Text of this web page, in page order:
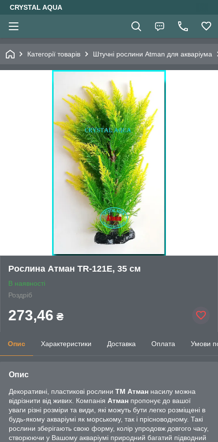
CRYSTAL AQUA
Категорії товарів Штучні рослини Atman для акваріума
Рослина Атман TR-121E, 35 см
В наявності
Роздріб
273,46 ₴
Опис Характеристики Доставка Оплата Умови
Опис
Декоративні, пластикові рослини ТМ Атман насилу можна
відрізнити від живих. Компанія Атман пропонує до вашої
уваги різні розміри та види, які можуть бути легко розміщені в
будь-якому акваріумі як морському, так і прісноводному. Такі
рослини зберігають свою форму, колір упродовж довгого часу,
створюючи у Вашому акваріумі природний багатий підводний